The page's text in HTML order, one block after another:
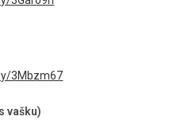
3Mbzm67
vašku)